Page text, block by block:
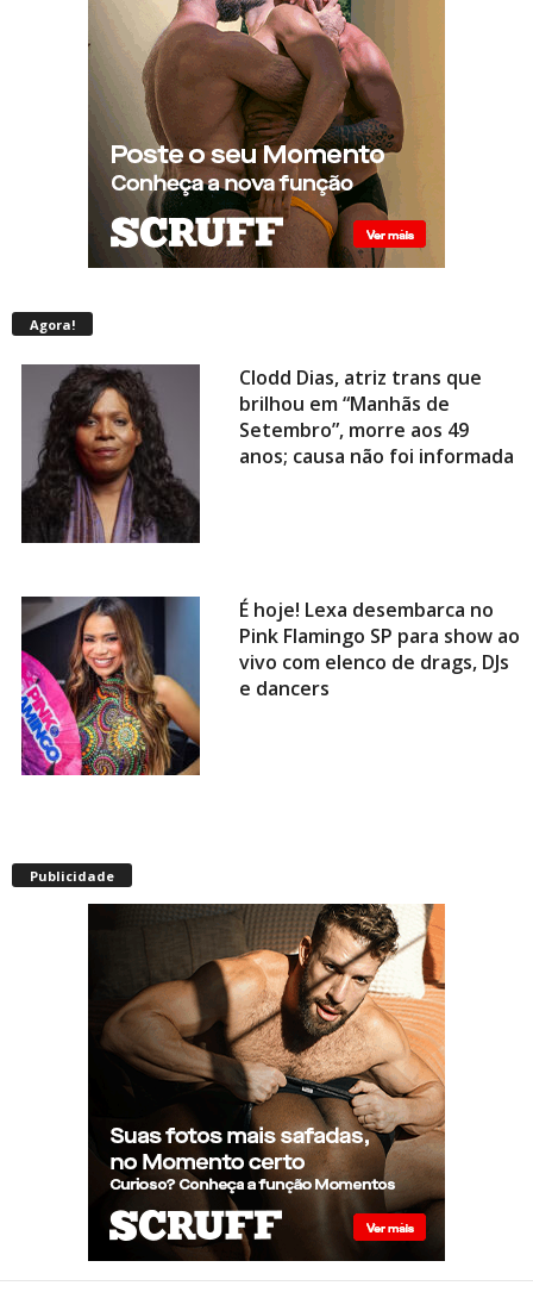
Agora!
Clodd Dias, atriz trans que
brilhou em “Manhãs de
Setembro”, morre aos 49
anos; causa não foi informada
É hoje! Lexa desembarca no
Pink Flamingo SP para show ao
vivo com elenco de drags, DJs
e dancers
superior à real, aponta
relatório internacional
Gay de 62 anos relembra
quando, aos 15, foi garoto de
programa por quatro meses
sem saber: “Idiotice da minha
parte”
Publicidade